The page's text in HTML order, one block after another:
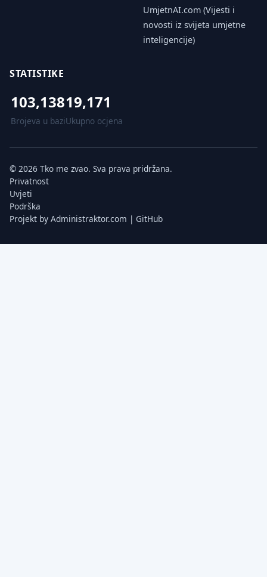
UmjetnAI.com (Vijesti i
novosti iz svijeta umjetne
inteligencije)
STATISTIKE
103,138
Brojeva u bazi
19,171
Ukupno ocjena
© 2026 Tko me zvao. Sva prava pridržana.
Privatnost
Uvjeti
Podrška
Projekt by Administraktor.com | GitHub